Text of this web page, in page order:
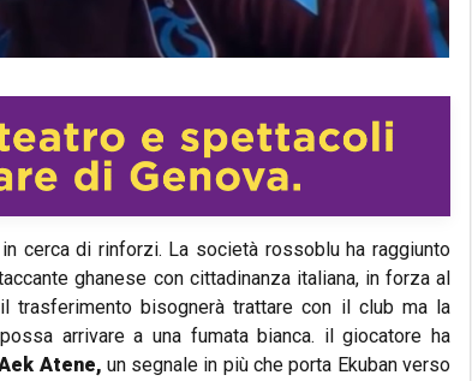
cerca di rinforzi. La società rossoblu ha raggiunto
ghanese con cittadinanza italiana, in forza al
trasferimento bisognerà trattare con il club ma la
arrivare a una fumata bianca. il giocatore ha
Atene, un segnale in più che porta Ekuban verso